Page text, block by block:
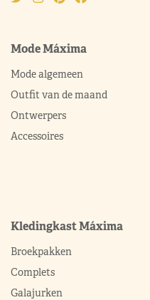
Mode Máxima
Mode algemeen
Outfit van de maand
Ontwerpers
Accessoires
Kledingkast Máxima
Broekpakken
Complets
Galajurken